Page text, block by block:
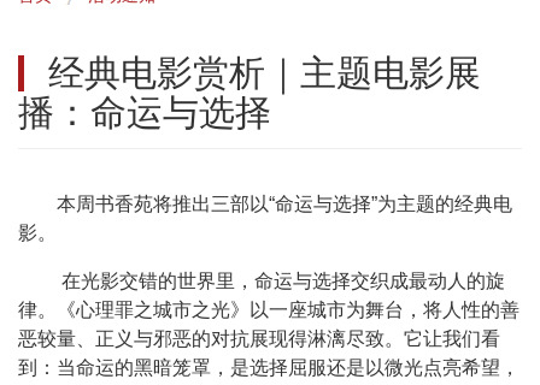
经典电影赏析｜主题电影展
播：命运与选择
本周书香苑将推出三部以“命运与选择”为主题的经典电
影。
在光影交错的世界里，命运与选择交织成最动人的旋
律。《心理罪之城市之光》以一座城市为舞台，将人性的善
恶较量、正义与邪恶的对抗展现得淋漓尽致。它让我们看
到：当命运的黑暗笼罩，是选择屈服还是以微光点亮希望，